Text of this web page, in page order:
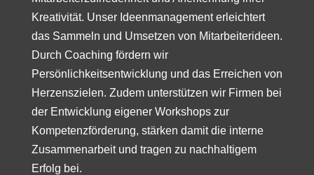
Kreativität. Unser Ideenmanagement erleichtert
das Sammeln und Umsetzen von Mitarbeiterideen.
Durch Coaching fördern wir
Persönlichkeitsentwicklung und das Erreichen von
Herzenszielen. Zudem unterstützen wir Firmen bei
der Entwicklung eigener Workshops zur
Kompetenzförderung, stärken damit die interne
Zusammenarbeit und tragen zu nachhaltigem
Erfolg bei.